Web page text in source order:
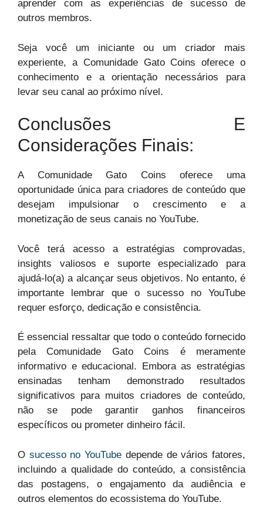
aprender com as experiências de sucesso de
outros membros.
Seja você um iniciante ou um criador mais
experiente, a Comunidade Gato Coins oferece o
conhecimento e a orientação necessários para
levar seu canal ao próximo nível.
Conclusões E
Considerações Finais:
A Comunidade Gato Coins oferece uma
oportunidade única para criadores de conteúdo que
desejam impulsionar o crescimento e a
monetização de seus canais no YouTube.
Você terá acesso a estratégias comprovadas,
insights valiosos e suporte especializado para
ajudá-lo(a) a alcançar seus objetivos. No entanto, é
importante lembrar que o sucesso no YouTube
requer esforço, dedicação e consistência.
É essencial ressaltar que todo o conteúdo fornecido
pela Comunidade Gato Coins é meramente
informativo e educacional. Embora as estratégias
ensinadas tenham demonstrado resultados
significativos para muitos criadores de conteúdo,
não se pode garantir ganhos financeiros
específicos ou prometer dinheiro fácil.
O sucesso no YouTube depende de vários fatores,
incluindo a qualidade do conteúdo, a consistência
das postagens, o engajamento da audiência e
outros elementos do ecossistema do YouTube.